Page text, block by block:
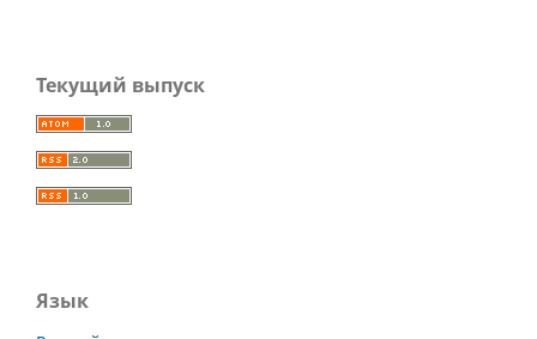
Текущий выпуск
Язык